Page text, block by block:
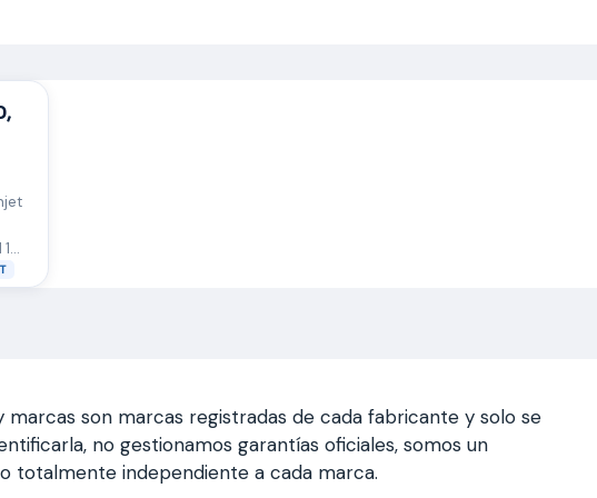
marcas son marcas registradas de cada fabricante y solo se
no gestionamos garantías oficiales, somos un
totalmente independiente a cada marca.